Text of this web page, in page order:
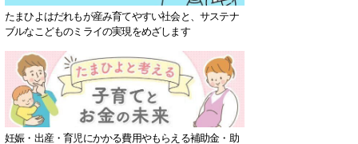
たまひよはだれもが産み育てやすい社会と、サステナ
ブルなこどものミライの実現をめざします
妊娠・出産・育児にかかる費用やもらえる補助金・助